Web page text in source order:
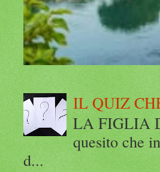
IL QUIZ
LA FIGLIA
quesito che
d...